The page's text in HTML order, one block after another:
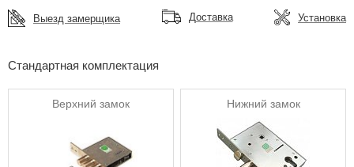
Выезд замерщика Доставка Установка
Стандартная комплектация
Верхний замок Нижний замок